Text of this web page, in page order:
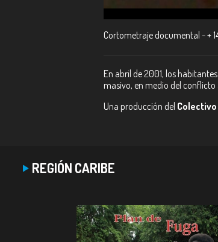
Cortometraje documental - +
En abril de 2001, los
masivo, en medio del conflicto
Una producción del
REGIÓN CARIBE